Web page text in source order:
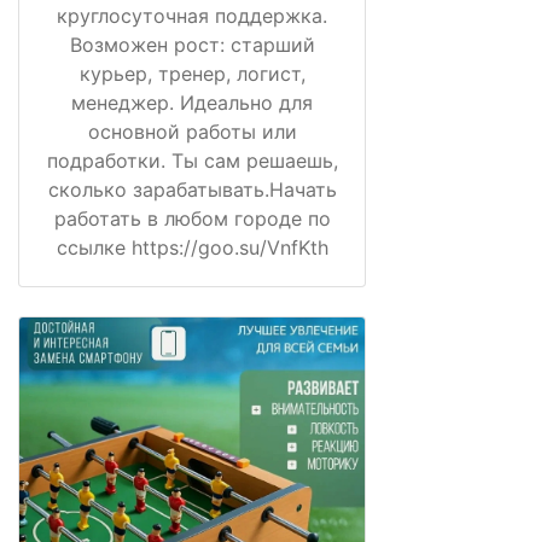
круглосуточная поддержка.
Возможен рост: старший
курьер, тренер, логист,
менеджер. Идеально для
основной работы или
подработки. Ты сам решаешь,
сколько зарабатывать.Начать
работать в любом городе по
ссылке https://goo.su/VnfKth